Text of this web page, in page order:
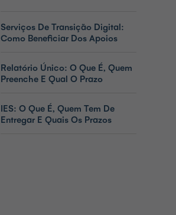
Serviços De Transição Digital:
Como Beneficiar Dos Apoios
Relatório Único: O Que É, Quem
Preenche E Qual O Prazo
IES: O Que É, Quem Tem De
Entregar E Quais Os Prazos